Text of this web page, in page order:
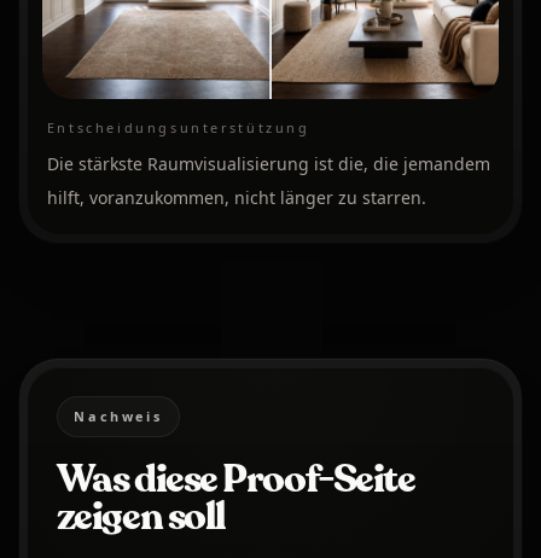
Entscheidungsunterstützung
Die stärkste Raumvisualisierung ist die, die jemandem
hilft, voranzukommen, nicht länger zu starren.
Nachweis
Was diese Proof-Seite
zeigen soll